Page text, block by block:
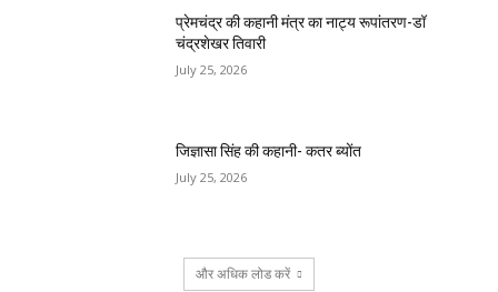
प्रेमचंद्र की कहानी मंत्र का नाट्य रूपांतरण-डॉ
चंद्रशेखर तिवारी
July 25, 2026
जिज्ञासा सिंह की कहानी- कतर ब्योंत
July 25, 2026
और अधिक लोड करें